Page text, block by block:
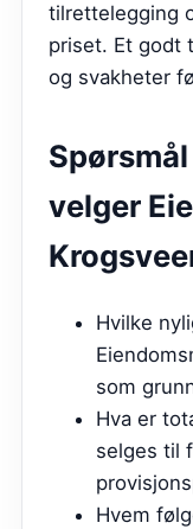
tilrettelegging
priset. Et godt
og svakheter
velger
Hvilke
som
Hva er
selges til
Hvem